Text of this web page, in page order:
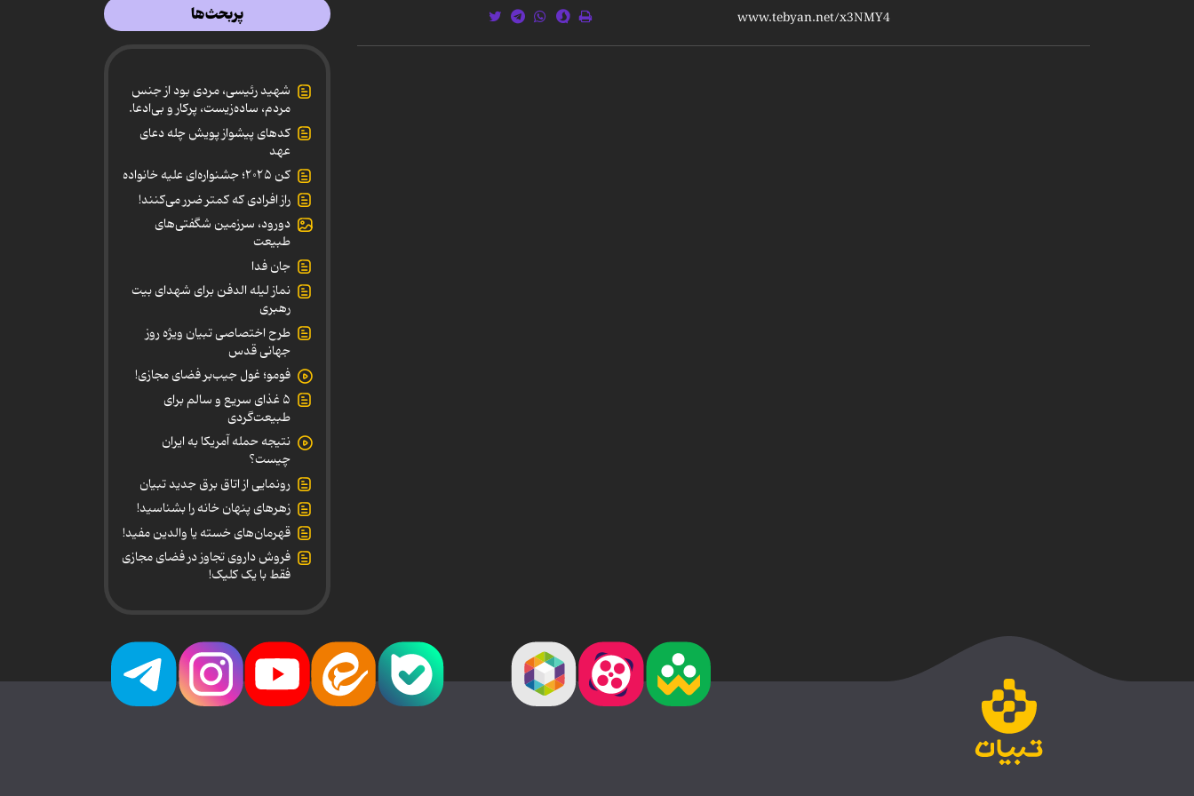
پربحث‌ها
شهید رئیسی، مردی بود از جنس
مردم، ساده‌زیست، پرکار و بی‌ادعا.
کدهای پیشواز پویش چله دعای
عهد
کن ۲۰۲۵؛ جشنواره‌ای علیه خانواده
راز افرادی که کمتر ضرر می‌کنند!
دورود، سرزمین شگفتی‌های
طبیعت
جان فدا
نماز لیله الدفن برای شهدای بیت
رهبری
طرح اختصاصی تبیان ویژه روز
جهانی قدس
فومو؛ غول جیب‌بر فضای مجازی!
۵ غذای سریع و سالم برای
طبیعت‌گردی
نتیجه حمله آمریکا به ایران
چیست؟
رونمایی از اتاق برق جدید تبیان
زهرهای پنهان خانه را بشناسید!
قهرمان‌های خسته یا والدین مفید!
فروش داروی تجاوز در فضای مجازی
فقط با یک کلیک!